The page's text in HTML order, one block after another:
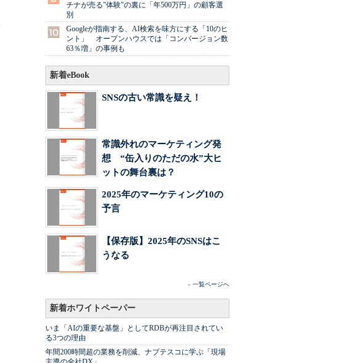
チナが売る"体験"の裏に「年500万円」の顧客選
別
Googleが指南する、AI検索を味方にする「10のヒ
ント」 オープンハウスでは「コンバージョン数
63％増」の事例も
新着eBook
SNSの古い常識を疑え！
常識外れのマーケティング発
想 “缶入りのただの水”大ヒ
ットの舞台裏は？
2025年のマーケティング10の
予言
【保存版】2025年のSNSはこ
うなる
» 一覧ページへ
新着ホワイトペーパー
いま「AIの重要な基盤」としてRDBが再注目されてい
る3つの理由
年間200時間超の業務を削減、ナブテスコに学ぶ「現場